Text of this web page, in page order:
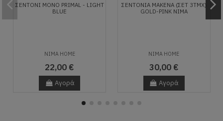
ΣΕΝΤΌΝΙ ΜΟΝΌ PRIMAL - LIGHT
BLUE
NIMA HOME
22,00 €
Αγορά
ΣΕΝΤΌΝΙΑ MAKENA (ΣΕΤ 3ΤΜΧ)
GOLD-PINK NIMA
NIMA HOME
30,00 €
Αγορά